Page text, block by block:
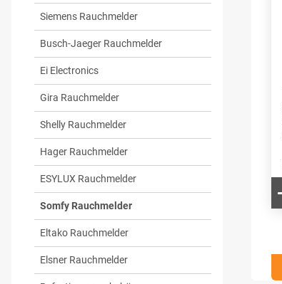
Siemens Rauchmelder
Busch-Jaeger Rauchmelder
Ei Electronics
Gira Rauchmelder
Shelly Rauchmelder
Hager Rauchmelder
ESYLUX Rauchmelder
Somfy Rauchmelder
Eltako Rauchmelder
Elsner Rauchmelder